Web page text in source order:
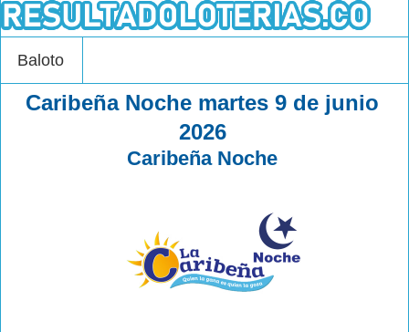
Baloto
Caribeña Noche martes 9 de junio
2026
Caribeña Noche